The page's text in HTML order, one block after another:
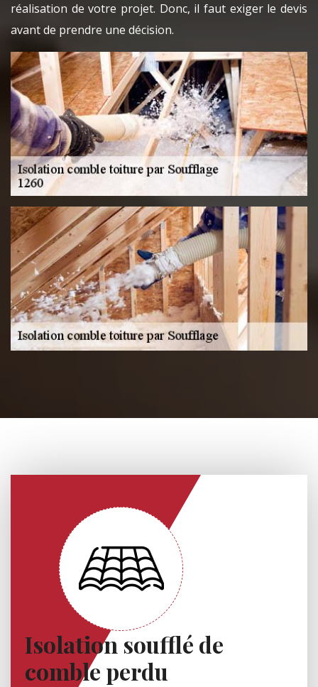
réalisation de votre projet. Donc, il faut exiger le devis
avant de prendre une décision.
Isolation soufflé de
comble perdu